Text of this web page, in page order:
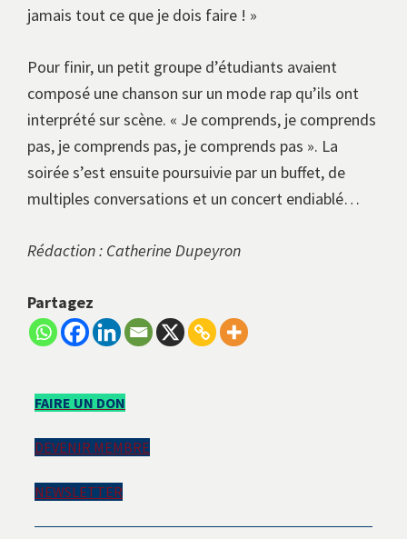
jamais tout ce que je dois faire ! »
Pour finir, un petit groupe d’étudiants avaient
composé une chanson sur un mode rap qu’ils ont
interprété sur scène. « Je comprends, je comprends
pas, je comprends pas, je comprends pas ». La
soirée s’est ensuite poursuivie par un buffet, de
multiples conversations et un concert endiablé…
Rédaction : Catherine Dupeyron
Partagez
Barre
principale
FAIRE UN DON
DEVENIR MEMBRE
NEWSLETTER